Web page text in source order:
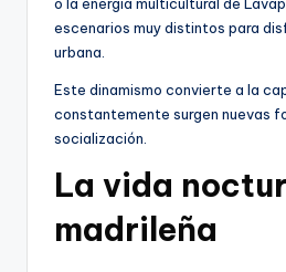
escenarios muy distintos para
urbana.
Este dinamismo convierte a la
constantemente surgen nuevas
socialización.
La vida
madrileña